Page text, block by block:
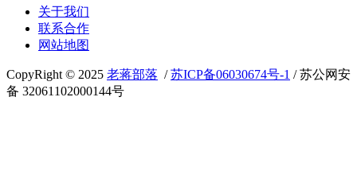
关于我们
联系合作
网站地图
CopyRight © 2025 老蒋部落 /苏ICP备06030674号-1 / 苏公网安
备 32061102000144号